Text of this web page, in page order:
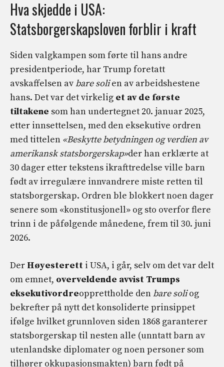
Hva skjedde i USA:
Statsborgerskapsloven forblir i kraft
Siden valgkampen som førte til hans andre
presidentperiode, har Trump foretatt
avskaffelsen avbare solien av arbeidshestene
hans. Det var det virkelig et av de første
tiltakene som han undertegnet 20. januar 2025,
etter innsettelsen, med den eksekutive ordren
med tittelen «Beskytte betydningen og verdien av
amerikansk statsborgerskap»der han erklærte at
30 dager etter tekstens ikrafttredelse ville barn
født av irregulære innvandrere miste retten til
statsborgerskap. Ordren ble blokkert noen dager
senere som «konstitusjonell» og sto overfor flere
trinn i de påfølgende månedene, frem til 30. juni
2026.
Der Høyesterett i USA, i går, selv om det var delt
om emnet, overveldende avvist Trumps
eksekutivordreopprettholde denbare soliog
bekrefter på nytt det konsoliderte prinsippet
ifølge hvilket grunnloven siden 1868 garanterer
statsborgerskap til nesten alle (unntatt barn av
utenlandske diplomater og noen personer som
tilhører okkupasjonsmakten) barn født på